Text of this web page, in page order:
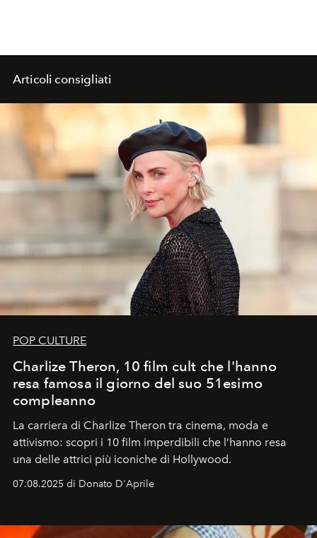
Articoli consigliati
POP CULTURE
Charlize Theron, 10 film cult che l'hanno
resa famosa il giorno del suo 51esimo
compleanno
La carriera di Charlize Theron tra cinema, moda e
attivismo: scopri i 10 film imperdibili che l’hanno resa
una delle attrici più iconiche di Hollywood.
07.08.2025 di Donato D'Aprile